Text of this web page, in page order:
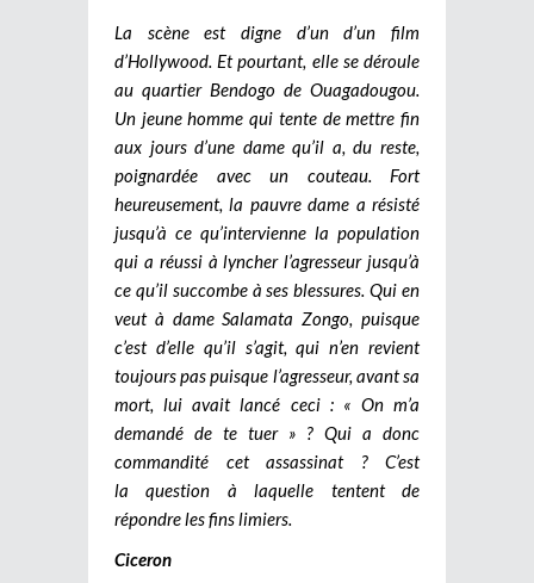
La scène est digne d’un d’un film
d’Hollywood. Et pourtant, elle se déroule
au quartier Bendogo de Ouagadougou.
Un jeune homme qui tente de mettre fin
aux jours d’une dame qu’il a, du reste,
poignardée avec un couteau. Fort
heureusement, la pauvre dame a résisté
jusqu’à ce qu’intervienne la population
qui a réussi à lyncher l’agresseur jusqu’à
ce qu’il succombe à ses blessures. Qui en
veut à dame Salamata Zongo, puisque
c’est d’elle qu’il s’agit, qui n’en revient
toujours pas puisque l’agresseur, avant sa
mort, lui avait lancé ceci : « On m’a
demandé de te tuer » ? Qui a donc
commandité cet assassinat ? C’est
la question à laquelle tentent de
répondre les fins limiers.
Ciceron